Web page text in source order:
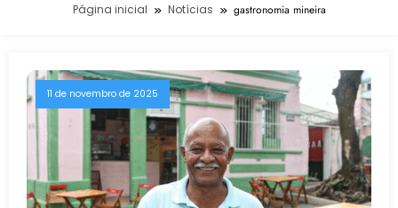
Página inicial Notícias gastronomia mineira
11 de novembro de 2025